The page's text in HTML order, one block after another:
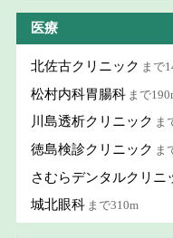
医療
北佐古クリニック まで
松村内科胃腸科 まで
川島透析クリニック ま
徳島検診クリニック ま
さむらデンタルクリニ
城北眼科 まで310m